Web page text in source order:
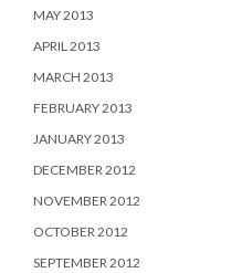
MAY 2013
APRIL 2013
MARCH 2013
FEBRUARY 2013
JANUARY 2013
DECEMBER 2012
NOVEMBER 2012
OCTOBER 2012
SEPTEMBER 2012